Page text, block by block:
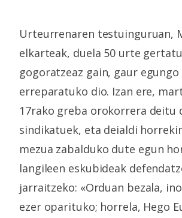
Urteurrenaren testuinguruan,
elkarteak, duela 50 urte
gogoratzeaz gain, gaur
erreparatuko dio. Izan ere,
17rako greba orokorrera deitu
sindikatuek, eta deialdi
mezua zabalduko dute egun
langileen eskubideak
jarraitzeko: «Orduan bezala,
ezer oparituko; horrela, Hego